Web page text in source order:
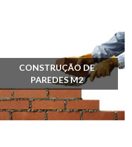
CONSTRUÇÃO DE
PAREDES M2